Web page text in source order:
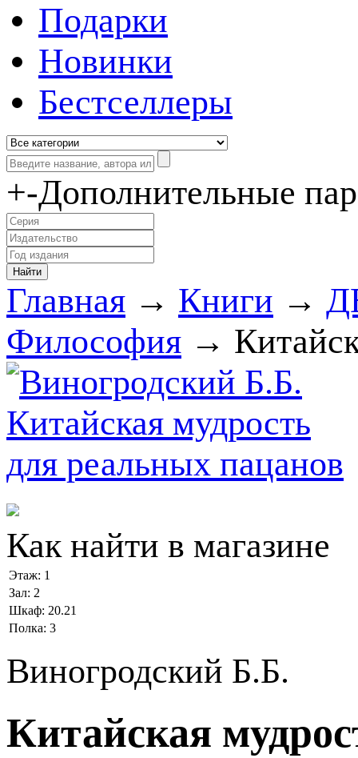
Подарки
Новинки
Бестселлеры
+-Дополнительные
Главная → Книги →
Философия →
Как найти в магазине
Этаж: 1
Зал: 2
Шкаф: 20.21
Полка: 3
Виногродский Б.Б.
Китайская